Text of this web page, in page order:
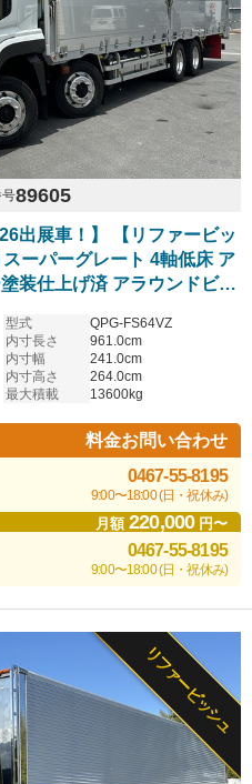
号89605
出展車！】 【リファービッ
ーパーグレート 4軸低床 ア
装仕上げ済 アラウンドビュ
エアサス 7速マニュアル ア
型式
QPG-FS64VZ
内寸長さ
961.0cm
内寸幅
241.0cm
内寸高さ
264.0cm
最大積載
13600kg
料金お問い合わせ
0467-55-8195
9:00〜18:00 (日・祝休み)
月額220,000円〜
0467-55-8195
9:00〜18:00 (日・祝休み)
リファービッシュ